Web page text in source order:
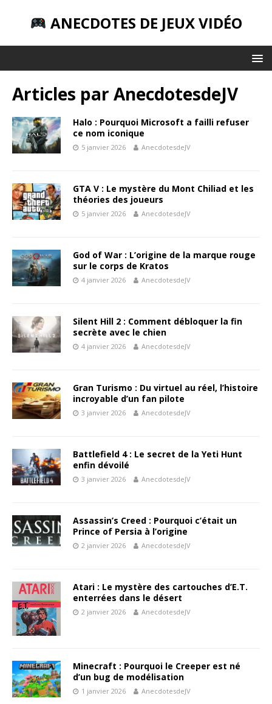
ANECDOTES DE JEUX VIDÉO
Articles par AnecdotesdeJV
Halo : Pourquoi Microsoft a failli refuser
ce nom iconique
5 janvier 2026 AnecdotesdeJV
GTA V : Le mystère du Mont Chiliad et les
théories des joueurs
5 janvier 2026 AnecdotesdeJV
God of War : L’origine de la marque rouge
sur le corps de Kratos
4 janvier 2026 AnecdotesdeJV
Silent Hill 2 : Comment débloquer la fin
secrète avec le chien
4 janvier 2026 AnecdotesdeJV
Gran Turismo : Du virtuel au réel, l’histoire
incroyable d’un fan pilote
3 janvier 2026 AnecdotesdeJV
Battlefield 4 : Le secret de la Yeti Hunt
enfin dévoilé
3 janvier 2026 AnecdotesdeJV
Assassin’s Creed : Pourquoi c’était un
Prince of Persia à l’origine
2 janvier 2026 AnecdotesdeJV
Atari : Le mystère des cartouches d’E.T.
enterrées dans le désert
2 janvier 2026 AnecdotesdeJV
Minecraft : Pourquoi le Creeper est né
d’un bug de modélisation
1 janvier 2026 AnecdotesdeJV